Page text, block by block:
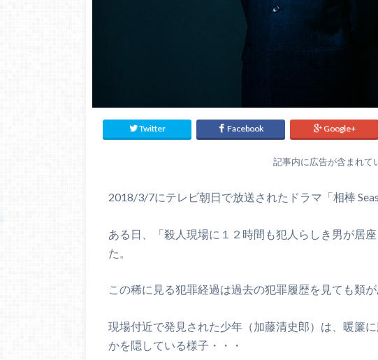
Twitter Facebook Google+
記事内に広告が含まれて
2018/3/7にテレビ朝日で放送されたドラマ「相棒
ある日、「殺人現場に１２時間も犯人らしき男が居
た。
この稀に見る犯罪経過は過去の犯罪履歴を見ても類が
現場付近で発見された少年（加藤清史郎）は、暖簾
かを隠している様子・・・